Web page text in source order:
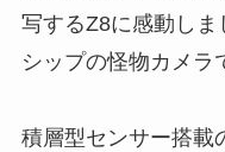
写するZ8に感動し
シップの怪物カメラ
積層型センサー搭載